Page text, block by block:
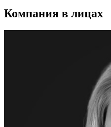
Компания в лицах